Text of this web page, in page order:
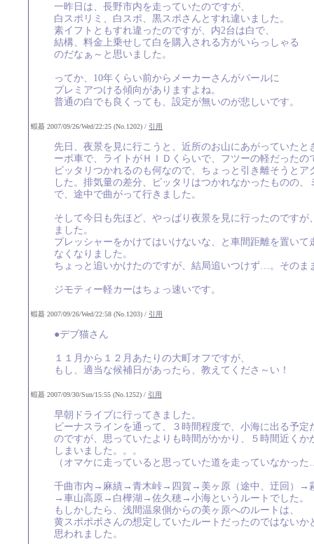
一昨日は、長野市内を走っていたのですが、
白スポリミ、白スポ、黒スポさんとすれ違いました。
素イフトともすれ違ったのですが、内2台は白で、
結構、料金上乗せして白を購入される方がいらっしゃる
のだなぁ～と思いました。
ってか、10年くらい前からメーカーさんがパールに
プレミアつける傾向がありますよね。
普通の白でも良くっても、設定が無いのが悲しいです。
蝦蟇 2007/09/26/Wed/22:25 (No.1202) / 引用
先日、夜景を見に行こうと、近所のお山にあがっていた
ーボ車で、ライトがＨＩＤくらいで、フツーの軽だった
ピッタリつかれるのも何なので、ちょっと引き離そうと
した。排気量の差分、ピッタリはつかれなかったものの
で、途中で曲がって行きました。
そして今日も先ほど、やっぱり夜景を見に行ったのです
ました。
プレッシャーをかけてはいけないな、と車間距離を置い
なくなりました。
ちょっと追いかけたのですが、結局追いつけず…。そのま
ジモティー軽カーはちょっ速いです。
蝦蟇 2007/09/26/Wed/22:58 (No.1203) / 引用
●デブ猫さん
１１月から１２月あたりの大町オフですが、
もし、適当な候補日があったら、教えてくださ～い！
蝦蟇 2007/09/30/Sun/15:55 (No.1252) / 引用
早朝ドライブに行ってきました。
ビーナスラインを通って、３時間程度で、小海に出る予定
のですが、思っていたよりも時間がかかり、５時間近くか
しまいました。。。
（オマケに走っていると思っていた道を走っていなかっ
千曲市内→麻績→青木峠→四賀→美ヶ原（途中、迂回）→
→車山高原→白樺湖→佐久穂→小海というルートでした。
もしかしたら、浅間温泉側からの美ヶ原へのルートは、
黄スポポポさんの想定していたルートだったのではないか
思われました。